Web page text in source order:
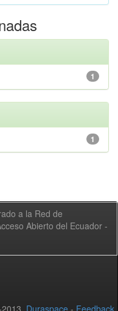
1
1
a la Red de
Abierto del Ecuador -
Duraspace - Feedback